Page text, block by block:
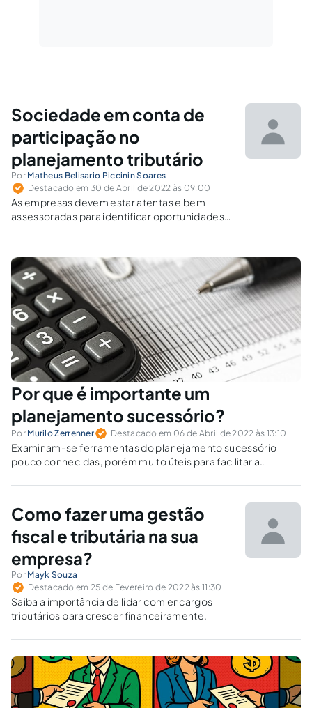
Sociedade em conta de
participação no
planejamento tributário
Por Matheus Belisario Piccinin Soares
Destacado em 30 de Abril de 2022 às 09:00
As empresas devem estar atentas e bem
assessoradas para identificar oportunidades
reorganização societária.
Por que é importante um
planejamento sucessório?
Por Murilo Zerrenner Destacado em 06 de Abril de 2022 às 13:10
Examinam-se ferramentas do planejamento sucessório
pouco conhecidas, porém muito úteis para facilitar a
Como fazer uma gestão
fiscal e tributária na sua
empresa?
Por Mayk Souza
Destacado em 25 de Fevereiro de 2022 às 11:30
Saiba a importância de lidar com encargos
tributários para crescer financeiramente.